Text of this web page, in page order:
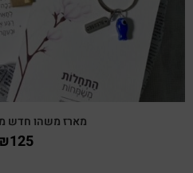
מארז משהו חדש
125